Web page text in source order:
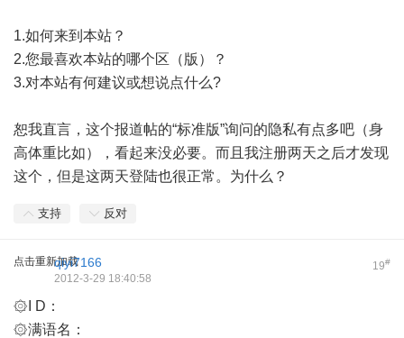
1.如何来到本站？
2.您最喜欢本站的哪个区（版）？
3.对本站有何建议或想说点什么?
恕我直言，这个报道帖的“标准版”询问的隐私有点多吧（身
高体重比如），看起来没必要。而且我注册两天之后才发现
这个，但是这两天登陆也很正常。为什么？
支持 反对
点击重新加载 19#
qiyi7166
2012-3-29 18:40:58
۞I D：
۞满语名：